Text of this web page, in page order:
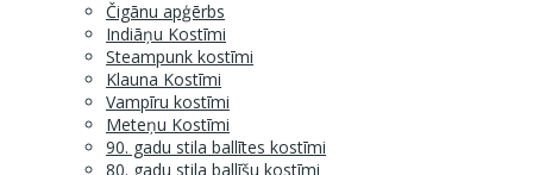
Čigānu apģērbs
Indiāņu Kostīmi
Steampunk kostīmi
Klauna Kostīmi
Vampīru kostīmi
Meteņu Kostīmi
90. gadu stila ballītes kostīmi
80. gadu stila ballīšu kostīmi